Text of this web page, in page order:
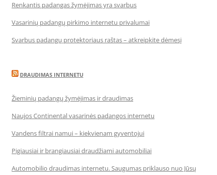
Renkantis padangas žymėjimas yra svarbus
Vasarinių padangų pirkimo internetu privalumai
Svarbus padangų protektoriaus raštas – atkreipkite dėmesį
DRAUDIMAS INTERNETU
Žieminių padangų žymėjimas ir draudimas
Naujos Continental vasarinės padangos internetu
Vandens filtrai namui – kiekvienam gyventojui
Pigiausiai ir brangiausiai draudžiami automobiliai
Automobilio draudimas internetu. Saugumas priklauso nuo Jūsų